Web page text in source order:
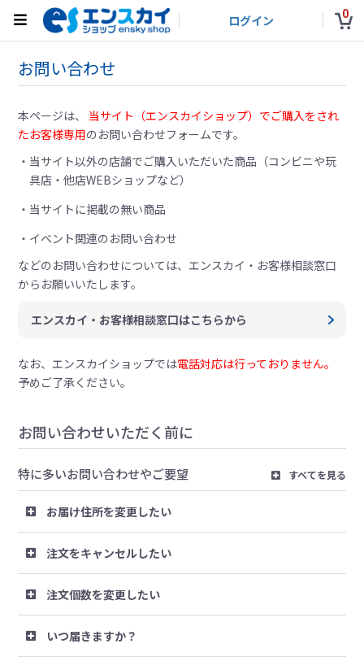
ログイン 0
お問い合わせ
本ページは、 当サイト（エンスカイショップ）でご購入をされ
たお客様専用のお問い合わせフォームです。
当サイト以外の店舗でご購入いただいた商品（コンビニや玩
具店・他店WEBショップなど）
当サイトに掲載の無い商品
イベント関連のお問い合わせ
などのお問い合わせについては、エンスカイ・お客様相談窓口
からお願いいたします。
エンスカイ・お客様相談窓口はこちらから
なお、エンスカイショップでは電話対応は行っておりません。
予めご了承ください。
お問い合わせいただく前に
特に多いお問い合わせやご要望 すべてを見る
お届け住所を変更したい
注文をキャンセルしたい
注文個数を変更したい
いつ届きますか？